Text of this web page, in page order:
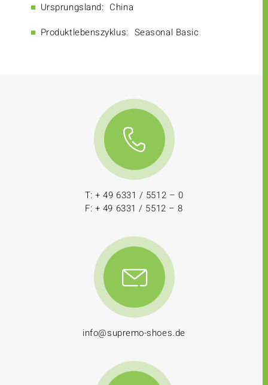
Ursprungsland: China
Produktlebenszyklus: Seasonal Basic
T: + 49 6331 / 5512 – 0
F: + 49 6331 / 5512 – 8
info@supremo-shoes.de